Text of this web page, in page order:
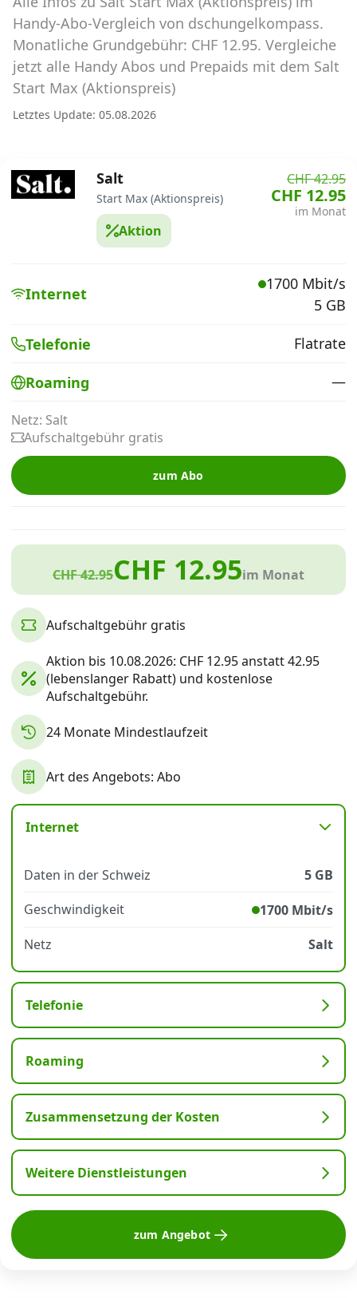
Abos für Tablets, Hotspots und Smart
Watches
Tarifrechner Handy-Abo
Der gute alte Tarifrechner im neuen Design
Alle Anbieter
Mobilfunknetz Schweiz
Roaming-Tarife abfragen
Internet, TV, Telefon
Kombi-Angebote
Aktionen
News
Forum
Über uns
Datenschutz
Handy-Abo-Vergleich von dschungelkompass.
Monatliche Grundgebühr: CHF 12.95. Vergleiche
jetzt alle Handy Abos und Prepaids mit dem Salt
Start Max (Aktionspreis)
Letztes Update: 05.08.2026
Salt
Start Max (Aktionspreis)
Aktion
CHF 42.95
CHF 12.95
im Monat
Internet
1700 Mbit/s
5 GB
Telefonie Flatrate
Roaming —
Netz: Salt
Aufschaltgebühr gratis
zum Abo
CHF 42.95CHF 12.95im Monat
Aufschaltgebühr gratis
Aktion bis 10.08.2026: CHF 12.95 anstatt 42.95
(lebenslanger Rabatt) und kostenlose
Aufschaltgebühr.
24 Monate Mindestlaufzeit
Art des Angebots: Abo
Internet
Daten in der Schweiz
5 GB
Geschwindigkeit
1700 Mbit/s
Netz
Salt
Telefonie
Roaming
Zusammensetzung der Kosten
Weitere Dienstleistungen
zum Angebot